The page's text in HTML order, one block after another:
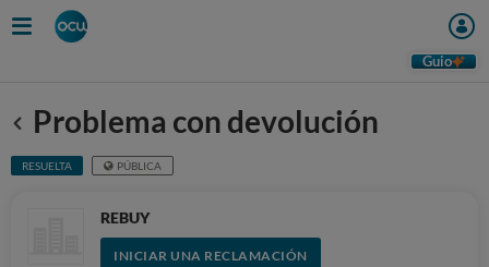
Guio
Anterior
Problema con devolución
RESUELTA PÚBLICA
REBUY
INICIAR UNA RECLAMACIÓN